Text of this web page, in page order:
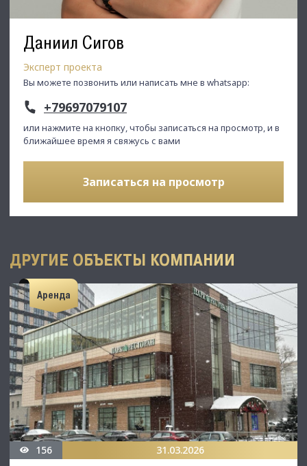
Даниил Сигов
Эксперт проекта
Вы можете позвонить или написать мне в whatsapp:
+79697079107
или нажмите на кнопку, чтобы записаться на просмотр, и в
ближайшее время я свяжусь с вами
Записаться на просмотр
ДРУГИЕ ОБЪЕКТЫ КОМПАНИИ
Аренда
156 31.03.2026